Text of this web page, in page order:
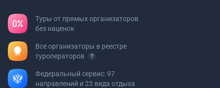
Туры от прямых организаторов
без наценок
Все организаторы в реестре
туроператоров
Федеральный сервис: 97
направлений и 23 вида отдыха